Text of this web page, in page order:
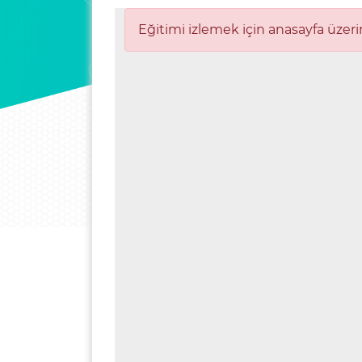
Eğitimi izlemek için anasayfa